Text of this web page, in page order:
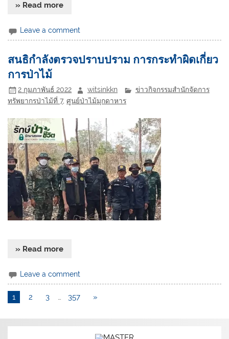
» Read more
Leave a comment
สนธิกำลังตรวจปราบปราม การกระทำผิดเกี่ยว
การป่าไม้
2 กุมภาพันธ์ 2022 witsinkkn
ข่าวกิจกรรมสำนักจัดการ
ทรัพยากรป่าไม้ที่ 7,ศูนย์ป่าไม้มุกดาหาร
» Read more
Leave a comment
1 2 3 … 357 »